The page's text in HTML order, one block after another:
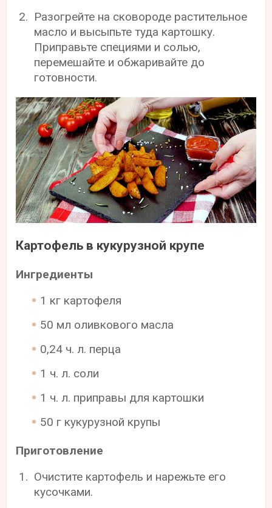
Разогрейте на сковороде растительное
масло и высыпьте туда картошку.
Приправьте специями и солью,
перемешайте и обжаривайте до
готовности.
Картофель в кукурузной крупе
Ингредиенты
1 кг картофеля
50 мл оливкового масла
0,24 ч. л. перца
1 ч. л. соли
1 ч. л. приправы для картошки
50 г кукурузной крупы
Приготовление
Очистите картофель и нарежьте его
кусочками.